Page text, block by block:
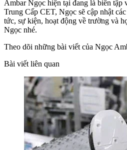
Ambar Ngọc hiện tại đang là biên tập
Trung Cấp CET, Ngọc sẽ cập nhật
tức, sự kiện, hoạt động về trường và
Ngọc nhé.
Theo dõi những bài viết của Ngọc
Bài viết liên quan